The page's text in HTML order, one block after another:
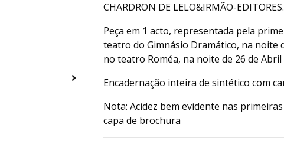
CHARDRON DE LELO&IRMÃO-
Peça em 1 acto, representada pela
teatro do Gimnásio Dramático, na noite
no teatro Roméa, na noite de 26 de Abril
Encadernação inteira de sintético com
Nota: Acidez bem evidente nas
capa de brochura